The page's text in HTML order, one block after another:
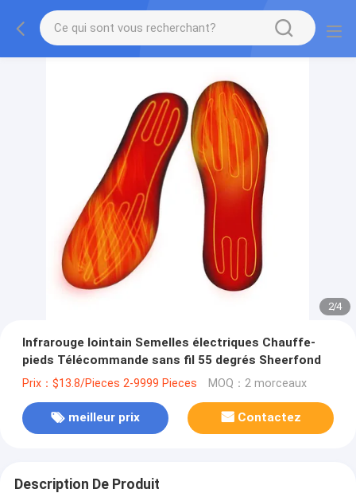
2/4
Infrarouge lointain Semelles électriques Chauffe-
pieds Télécommande sans fil 55 degrés Sheerfond
Prix：$13.8/Pieces 2-9999 Pieces MOQ：2 morceaux
meilleur prix Contactez
Description De Produit